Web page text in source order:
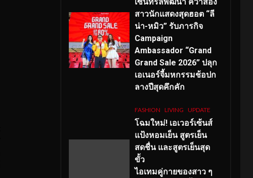
สาวนักแสดงสุดฮอต “ลี
น่า-หมิว” รับภารกิจ
Campaign
Ambassador “Grand
Grand Sale 2026” ปลุก
เอเนอร์จี้มหกรรมช้อปก
ลางปีสุดคึกคัก
FASHION LIVING UPDATE
โฉมใหม่! เอเวอร์เซ้นส์
แป้งหอมเย็น สูตรเย็น
สดชื่น และสูตรเย็นสุด
ขั้ว
ไอเทมคู่กายของสาว ๆ